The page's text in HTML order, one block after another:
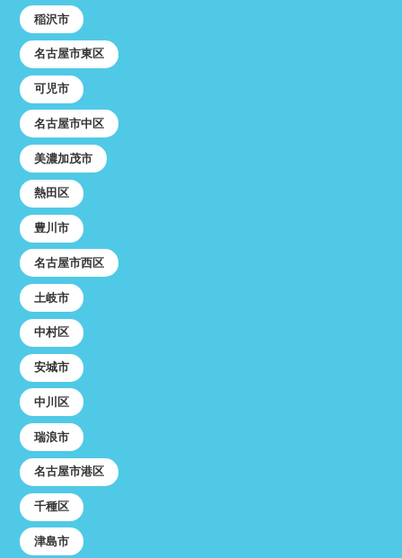
稲沢市
名古屋市東区
可児市
名古屋市中区
美濃加茂市
熱田区
豊川市
名古屋市西区
土岐市
中村区
安城市
中川区
瑞浪市
名古屋市港区
千種区
津島市